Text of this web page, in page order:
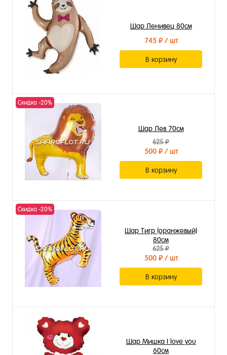
Шар Ленивец 80см
745 ₽/ шт
В корзину
Скидка -20%
Шар Лев 70см
625 ₽
500 ₽/ шт
В корзину
Скидка -20%
Шар Тигр (оранжевый)
80см
625 ₽
500 ₽/ шт
В корзину
Шар Мишка I love you
60см